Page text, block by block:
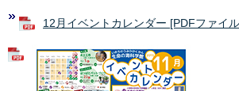
12月イベントカレンダー [PDFファイ